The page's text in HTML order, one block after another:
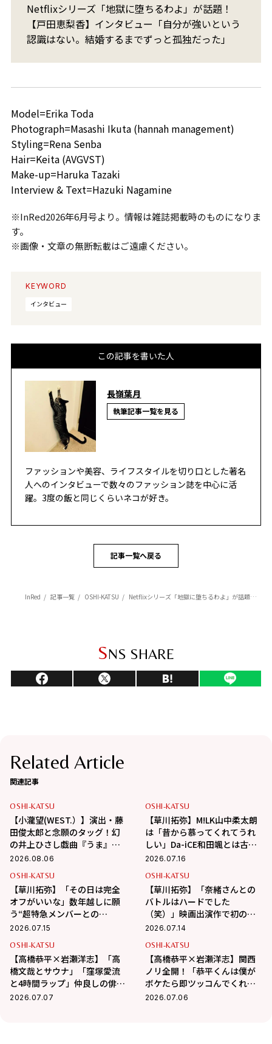
Netflixシリーズ「地獄に堕ちるわよ」が話題！
【戸田恵梨香】インタビュー「自分が強いという
認識はない。結婚するまでずっと孤独だった」
Model=Erika Toda
Photograph=Masashi Ikuta (hannah management)
Styling=Rena Senba
Hair=Keita (AVGVST)
Make-up=Haruka Tazaki
Interview & Text=Hazuki Nagamine
※InRed2026年6月号より。情報は雑誌掲載時のものになりま
す。
※画像・文章の無断転載はご遠慮ください。
KEYWORD
インタビュー
この記事を書いた人
長嶺葉月
執筆記事一覧を見る
ファッションや美容、ライフスタイルを切り口とした著名
人へのインタビューで数々のファッション誌を中心に活
躍。3度の飯と同じくらいネコが好き。
記事一覧へ戻る
InRed 記事一覧 OSHI-KATSU Netflixシリーズ「地獄に堕ちるわよ」が話題！【戸田恵梨香】「自分自身を整える時間として、昔から変わらない習慣は読書」
SNS SHARE
Related Article
関連記事
OSHI-KATSU
【小瀧望(WEST.）】演出・藤
田俊太郎と念願のタッグ！幻
の井上ひさし戯曲『うま』で
演じる“爽快な悪人”の魅力と
2026.08.06
OSHI-KATSU
【草川拓弥】M!LK山中柔太朗
は「昔から慕ってくれてうれ
しい」Da-iCE和田颯とは古着
屋へ！華麗な交友関係に迫る
2026.07.16
OSHI-KATSU
【草川拓弥】「その日は完全
オフがいいな」数年越しに願
う“超特急メンバーとの
BBQ”！最近熱中している趣味
2026.07.15
OSHI-KATSU
【草川拓弥】「奈緒さんとの
バトルはハードでした
（笑）」映画出演作で初の髭
姿で挑んだ新境地
2026.07.14
OSHI-KATSU
【高橋恭平×岩瀬洋志】「高
橋文哉とサウナ」「窪塚愛流
と4時間ラップ」仲良しの俳優
仲間とのエピソード公開！
2026.07.07
OSHI-KATSU
【高橋恭平×岩瀬洋志】関西
ノリ全開！「恭平くんは僕が
ボケたら即ツッコんでくれ
る」「洋志はムードメーカ
2026.07.06